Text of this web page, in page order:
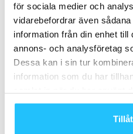
för sociala medier och
vidarebefordrar även
information från din enhet till
annons- och analysföretag
Dessa kan i sin tur
information som du har
genom
2024-11-28
lanserar